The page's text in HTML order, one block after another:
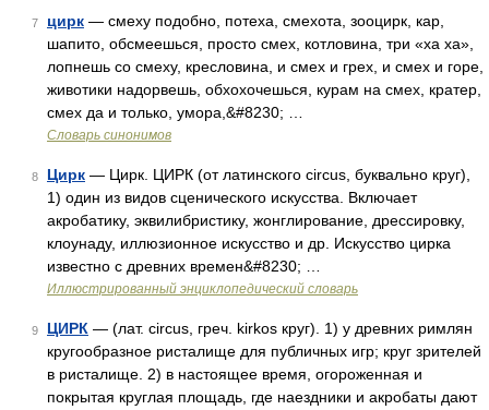
7 цирк — смеху подобно, потеха, смехота, зооцирк, кар,
шапито, обсмеешься, просто смех, котловина, три «ха ха»,
лопнешь со смеху, кресловина, и смех и грех, и смех и горе,
животики надорвешь, обхохочешься, курам на смех, кратер,
смех да и только, умора,&#8230; …
Словарь синонимов
8 Цирк — Цирк. ЦИРК (от латинского circus, буквально круг),
1) один из видов сценического искусства. Включает
акробатику, эквилибристику, жонглирование, дрессировку,
клоунаду, иллюзионное искусство и др. Искусство цирка
известно с древних времен&#8230; …
Иллюстрированный энциклопедический словарь
9 ЦИРК — (лат. circus, греч. kirkos круг). 1) у древних римлян
кругообразное ристалище для публичных игр; круг зрителей
в ристалище. 2) в настоящее время, огороженная и
покрытая круглая площадь, где наездники и акробаты дают